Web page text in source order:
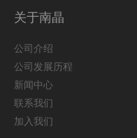
关于南晶
公司介绍
公司发展历程
新闻中心
联系我们
加入我们